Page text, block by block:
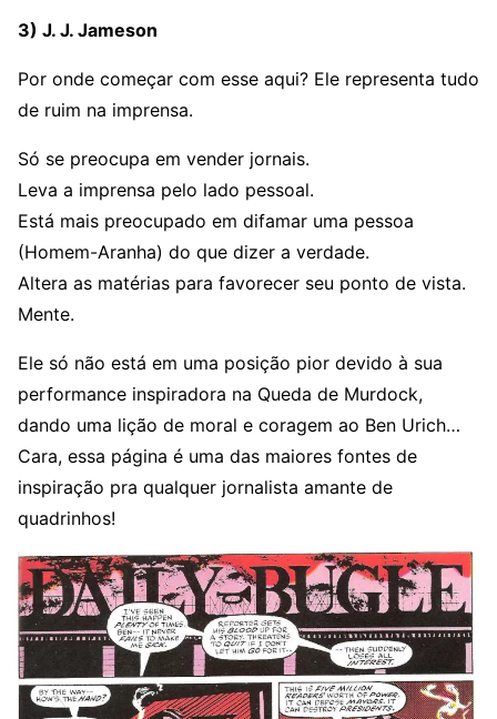
3) J. J. Jameson
Por onde começar com esse aqui? Ele representa tudo
de ruim na imprensa.
Só se preocupa em vender jornais.
Leva a imprensa pelo lado pessoal.
Está mais preocupado em difamar uma pessoa
(Homem-Aranha) do que dizer a verdade.
Altera as matérias para favorecer seu ponto de vista.
Mente.
Ele só não está em uma posição pior devido à sua
performance inspiradora na Queda de Murdock,
dando uma lição de moral e coragem ao Ben Urich…
Cara, essa página é uma das maiores fontes de
inspiração pra qualquer jornalista amante de
quadrinhos!